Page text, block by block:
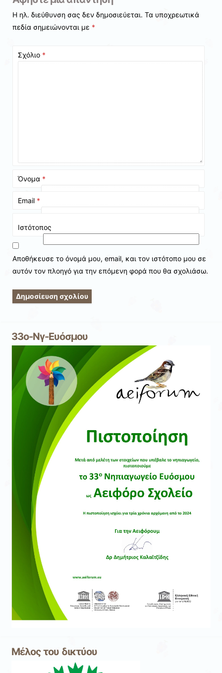
Η ηλ. διεύθυνση σας δεν δημοσιεύεται. Τα υποχρεωτικά
πεδία σημειώνονται με *
Σχόλιο *
Όνομα *
Email *
Ιστότοπος
Αποθήκευσε το όνομά μου, email, και τον ιστότοπο μου σε
αυτόν τον πλοηγό για την επόμενη φορά που θα σχολιάσω.
33ο-Νγ-Ευόσμου
Μέλος του δικτύου